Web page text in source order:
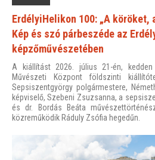
ErdélyiHelikon 100: „A köröket,
Kép és szó párbeszéde az
képzőművészetében
A kiállítást 2026. július 21-én,
Művészeti Központ földszinti
Sepsiszentgyörgy polgármestere,
képviselő, Szebeni Zsuzsanna, a
és dr. Bordás Beáta
közreműködik Ráduly Zsófia hegedűn.